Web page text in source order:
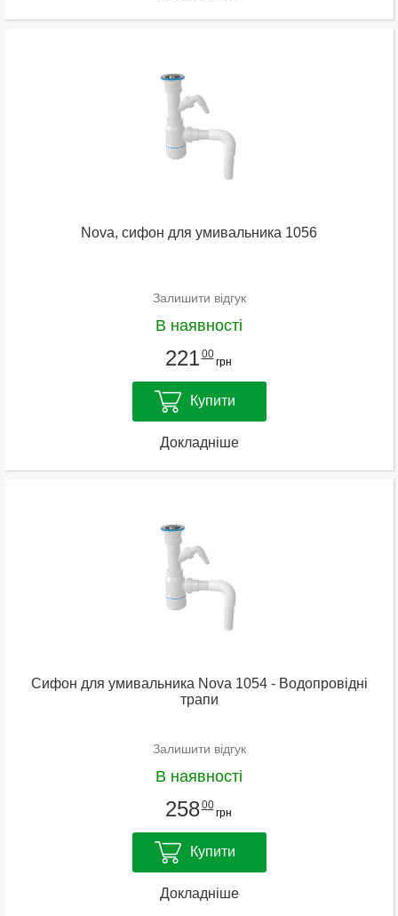
Nova, сифон для умивальника 1056
Залишити відгук
В наявності
22100
грн
Купити
Докладніше
Cифон для умивальника Nova 1054 - Водопровідні
трапи
Залишити відгук
В наявності
25800
грн
Купити
Докладніше